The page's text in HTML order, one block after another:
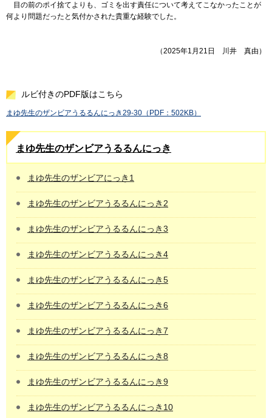
目の前のポイ捨てよりも、ゴミを出す責任について考えてこなかったことが
何より問題だったと気付かされた貴重な経験でした。
（2025年1月21日 川井 真由）
ルビ付きのPDF版はこちら
まゆ先生のザンビアうるるんにっき29-30（PDF：502KB）
まゆ先生のザンビアうるるんにっき
まゆ先生のザンビアにっき1
まゆ先生のザンビアうるるんにっき2
まゆ先生のザンビアうるるんにっき3
まゆ先生のザンビアうるるんにっき4
まゆ先生のザンビアうるるんにっき5
まゆ先生のザンビアうるるんにっき6
まゆ先生のザンビアうるるんにっき7
まゆ先生のザンビアうるるんにっき8
まゆ先生のザンビアうるるんにっき9
まゆ先生のザンビアうるるんにっき10